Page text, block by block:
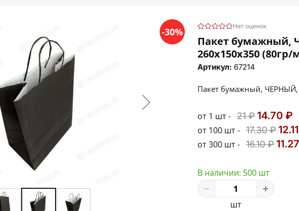
-30% Нет оценок
Пакет бумажный,
260х150х350 (80гр/
Артикул: 67214
Пакет бумажный, ЧЕРНЫЙ,
от 1 шт - 21 ₽ 14.70 ₽
от 100 шт - 17.30 ₽
от 300 шт - 16.10 ₽
В наличии: 500 шт
шт